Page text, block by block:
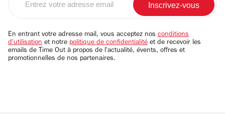
email
En entrant votre adresse mail, vous acceptez nos conditions
d'utilisation et notre politique de confidentialité et de recevoir les
emails de Time Out à propos de l'actualité, évents, offres et
promotionnelles de nos partenaires.